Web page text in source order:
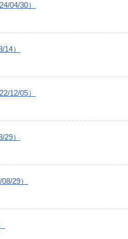
04/30）
）
12/05）
）
29）